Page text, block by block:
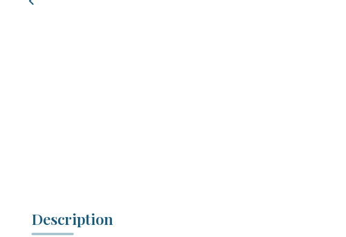
Description